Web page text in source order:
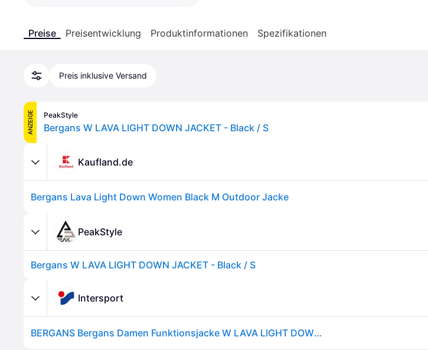
Preise Preisentwicklung Produktinformationen Spezifikationen
Preis inklusive Versand
ANZEIGE PeakStyle
Bergans W LAVA LIGHT DOWN JACKET - Black / S
Kaufland.de
Bergans Lava Light Down Women Black M Outdoor Jacke
PeakStyle
Bergans W LAVA LIGHT DOWN JACKET - Black / S
Intersport
BERGANS Bergans Damen Funktionsjacke W LAVA LIGHT DOWN JACKETW/HOOD